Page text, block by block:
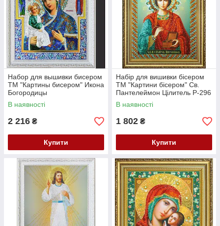
Набор для вышивки бисером
ТМ "Картины бисером" Икона
Богородицы
"Иерусалимская" Р-291
В наявності
2 216 ₴
Купити
Набір для вишивки бісером
ТМ "Картини бісером" Св.
Пантелеймон Цілитель Р-296
В наявності
1 802 ₴
Купити